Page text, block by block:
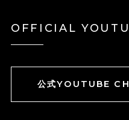
OFFICIAL
公式YOUTUBE